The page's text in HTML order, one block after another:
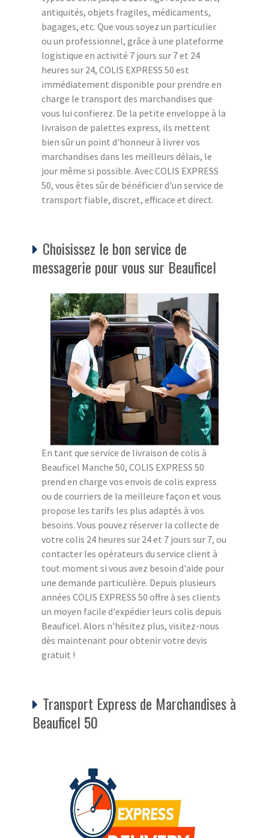
antiquités, objets fragiles, médicaments,
bagages, etc. Que vous soyez un particulier
ou un professionnel, grâce à une plateforme
logistique en activité 7 jours sur 7 et 24
heures sur 24, COLIS EXPRESS 50 est
immédiatement disponible pour prendre en
charge le transport des marchandises que
vous lui confierez. De la petite enveloppe à la
livraison de palettes express, ils mettent
bien sûr un point d'honneur à livrer vos
marchandises dans les meilleurs délais, le
jour même si possible. Avec COLIS EXPRESS
50, vous êtes sûr de bénéficier d'un service de
transport fiable, discret, efficace et direct.
Choisissez le bon service de
messagerie pour vous sur Beauficel
En tant que service de livraison de colis à
Beauficel Manche 50, COLIS EXPRESS 50
prend en charge vos envois de colis express
ou de courriers de la meilleure façon et vous
propose les tarifs les plus adaptés à vos
besoins. Vous pouvez réserver la collecte de
votre colis 24 heures sur 24 et 7 jours sur 7, ou
contacter les opérateurs du service client à
tout moment si vous avez besoin d'aide pour
une demande particulière. Depuis plusieurs
années COLIS EXPRESS 50 offre à ses clients
un moyen facile d'expédier leurs colis depuis
Beauficel. Alors n'hésitez plus, visitez-nous
dès maintenant pour obtenir votre devis
gratuit !
Transport Express de Marchandises à
Beauficel 50